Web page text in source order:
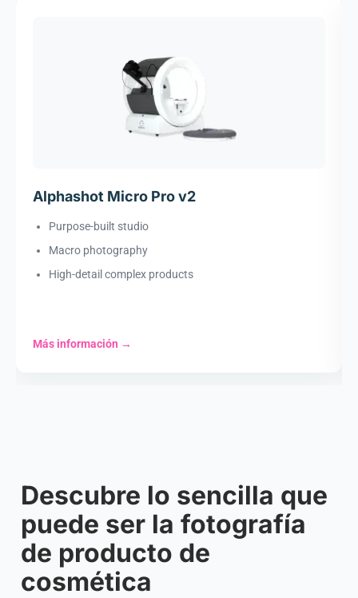
Alphashot Micro Pro v2
Purpose-built studio
Macro photography
High-detail complex products
Más información →
Descubre lo sencilla que
puede ser la fotografía
de producto de
cosmética